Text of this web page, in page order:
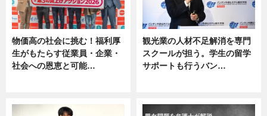
物価高の社会に挑む！福利厚
生がもたらす従業員・企業・
社会への恩恵と可能…
観光業の人材不足解消を専門
スクールが担う。学生の留学
サポートも行うバン…